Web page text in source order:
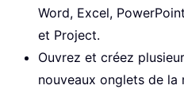
Word, Excel,
et Project.
Ouvrez et créez
nouveaux onglets de